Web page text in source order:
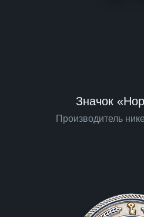
Значок
Производитель